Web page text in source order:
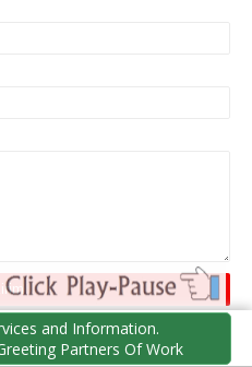
MEDIA SIBER
and Information.
Partners Of Work